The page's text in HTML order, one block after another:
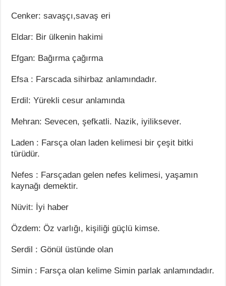
Cenker: savaşçı,savaş eri
Eldar: Bir ülkenin hakimi
Efgan: Bağırma çağırma
Efsa : Farscada sihirbaz anlamındadır.
Erdil: Yürekli cesur anlamında
Mehran: Sevecen, şefkatli. Nazik, iyiliksever.
Laden : Farsça olan laden kelimesi bir çeşit bitki
türüdür.
Nefes : Farsçadan gelen nefes kelimesi, yaşamın
kaynağı demektir.
Nüvit: İyi haber
Özdem: Öz varlığı, kişiliği güçlü kimse.
Serdil : Gönül üstünde olan
Simin : Farsça olan kelime Simin parlak anlamındadır.